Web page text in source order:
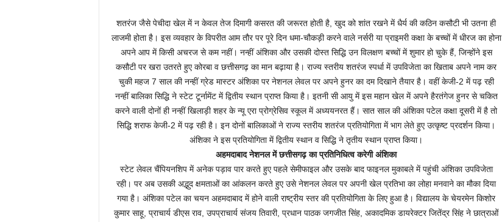
शतरंज जैसे पेचीदा खेल में न केवल तेज दिमागी कसरत की जरूरत होती है, खुद को शांत रखने में धैर्य की कठिन कसौटी भी उतना ही
लाजमी होता है। इस व्यवहार के विपरीत आम तौर पर पूरे दिन धमा-चौकड़ी करने वाले नर्सरी या प्राइमरी कक्षा के बच्चों में धीरज का होना
अपने आप में किसी अचरज से कम नहीं। नन्हीं अंशिका और उसकी दोस्त सिद्धि उन विलक्षण बच्चों में शुमार हो चुके हैं, जिन्होंने इस
कसौटी पर खरा उतरते हुए कोरबा व छत्तीसगढ़ का मान बढ़ाया है। राज्य स्तरीय शतरंज स्पर्धा में उपविजेता का खिताब अपने नाम कर
चुकी महज 7 साल की नन्हीं ग्रेड मास्टर अंशिका पर नेशनल लेवल पर अपने हुनर का दम दिखाने तैयार है। वहीं केजी-2 में पढ़ रही
नन्हीं बालिका सिद्धि ने स्टेट टूर्नामेंट में द्वितीय स्थान प्राप्त किया है। इतनी सी आयु में इस महान खेल में अपने हैरतंगेज हुनर से चकित
करने वाली दोनों ही नन्हीं खिलाड़ी शहर के न्यू एरा प्रोग्रेसिव स्कूल में अध्ययनरत हैं। सात साल की अंशिका पटेल कक्षा दूसरी में है तो
सिद्धि शराफ केजी-2 में पढ़ रही है। इन दोनों बालिकाओं ने राज्य स्तरीय शतरंज प्रतियोगिता में भाग लेते हुए उत्कृष्ट प्रदर्शन किया।
अंशिका ने इस प्रतियोगिता में द्वितीय स्थान व सिद्धि ने तृतीय स्थान प्राप्त किया।
अहमदाबाद नेशनल में छत्तीसगढ़ का प्रतिनिधित्व करेगी अंशिका
स्टेट लेवल चैंपियनशिप में अनेक पड़ाव पार करते हुए पहले सेमीफाइल और उसके बाद फाइनल मुकाबले में पहुंची अंशिका उपविजेता
रही। पर अब उसकी अद्भुद क्षमताओं का आंकलन करते हुए उसे नेशनल लेवल पर अपनी खेल प्रतिभा का लोहा मनवाने का मौका दिया
गया है। अंशिका पटेल का चयन अहमदाबाद में होने वाली राष्ट्रीय स्तर की प्रतियोगिता के लिए हुआ है। विद्यालय के चेयरमेन किशोर
कुमार साहू, प्राचार्य डीएस राव, उपप्राचार्य संजय तिवारी, प्रधान पाठक जगजीत सिंह, अकादमिक डायरेक्टर जितेंद्र सिंह ने छात्राओं